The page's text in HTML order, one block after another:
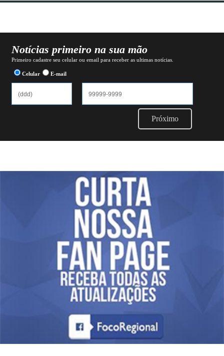
Notícias primeiro na sua mão
Primeiro cadastre seu celular ou email para receber as ultimas notícias.
Celular E-mail
Próximo